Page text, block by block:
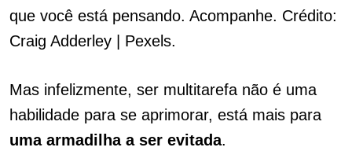
que você está pensando. Acompanhe. Crédito:
Craig Adderley | Pexels.
Mas infelizmente, ser multitarefa não é uma
habilidade para se aprimorar, está mais para
uma armadilha a ser evitada.